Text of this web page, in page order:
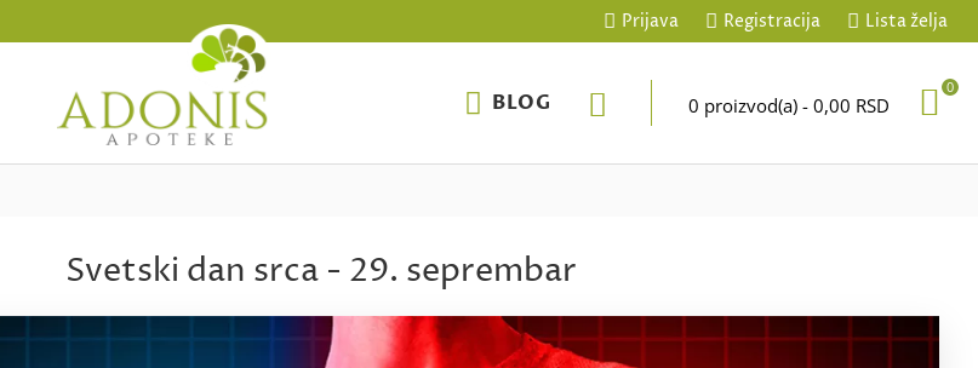
Prijava Registracija Lista želja
BLOG 0 proizvod(a) - 0,00 RSD
0
Svetski dan srca - 29. seprembar